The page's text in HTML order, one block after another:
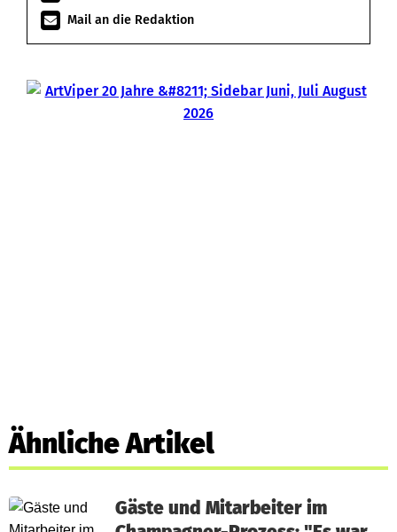
Mail an die Redaktion
Ähnliche Artikel
Gäste und Mitarbeiter im